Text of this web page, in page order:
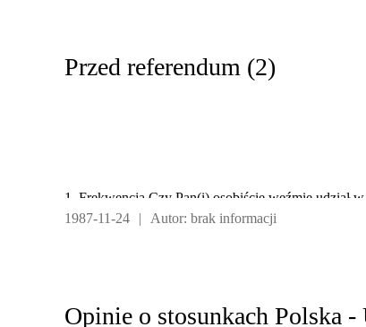
Przed referendum (2)
1. Frekwencja Czy Pan(i) osobiście weźmie udział
1987-11-24
| Autor: brak informacji